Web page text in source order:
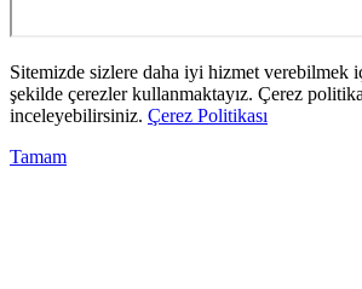
Sitemizde sizlere daha iyi hizmet verebilmek
şekilde çerezler kullanmaktayız. Çerez
inceleyebilirsiniz. Çerez Politikası
Tamam